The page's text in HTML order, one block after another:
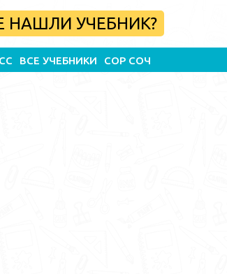
НАШЛИ УЧЕБНИК?
ВСЕ УЧЕБНИКИ СОР СОЧ